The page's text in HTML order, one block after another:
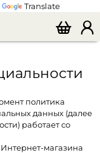
Translate
политика
данных (далее
работает со
магазина